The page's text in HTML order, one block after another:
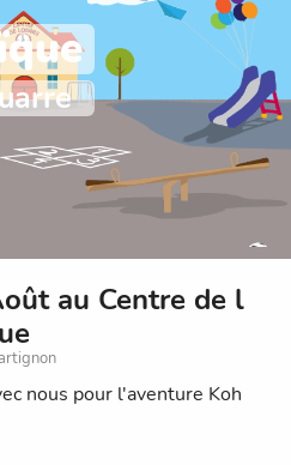
au Centre de l
nous pour l'aventure Koh